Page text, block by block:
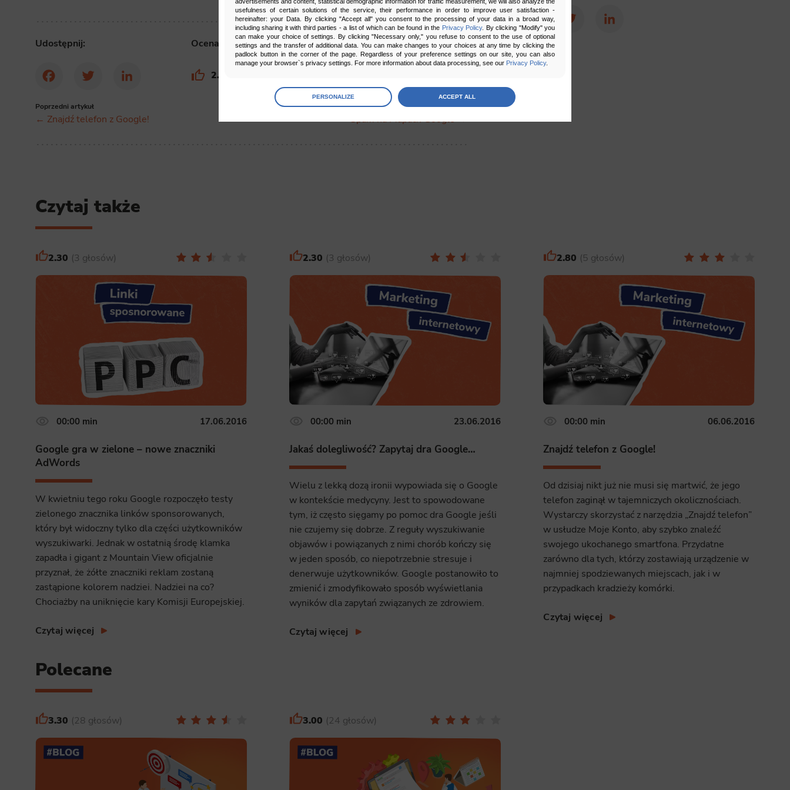
usefulness of certain solutions of the service, their performance in order to improve user satisfaction -
hereinafter: your Data. By clicking "Accept all" you consent to the processing of your data in a broad way,
including sharing it with third parties - a list of which can be found in the Privacy Policy. By clicking "Modify" you
can make your choice of settings. By clicking "Necessary only," you refuse to consent to the use of optional
settings and the transfer of additional data. You can make changes to your choices at any time by clicking the
padlock button in the corner of the page. Regardless of your preference settings on our site, you can also
manage your browser`s privacy settings. For more information about data processing, see our Privacy Policy.
Manage preferences
Analytics
Scripts and data used to collect information to analyze site traffic and how users use the site, how they came to the site, and to
create aggregate demographic statistics about users. Analytical cookies and similar technologies allow us to measure the
effectiveness of actions taken and content presented.
Scope responsible for displaying personalized ads that may be of interest to the user based on browsing history and habits and
demographic criteria. Also, third-party files that, in conjunction with files installed while browsing other websites, profile the user,
providing him or her with the marketing, advertising and retargeting content deemed most appropriate.
PERSONALIZE ACCEPT ALL
Udostępnij:
FacebookTwitter LinkedIn
Ocena artykułu:
2.30
Poprzedni artykuł
← Znajdź telefon z Google!
Następny artykuł
Spam na Mapach Google →
Facebook Twitter LinkedIn
Czytaj także
2.30 3 głosów
00:00 min 17.06.2016
Google gra w zielone – nowe znaczniki
AdWords
W kwietniu tego roku Google rozpoczęło testy
zielonego znacznika linków sponsorowanych,
który był widoczny tylko dla części użytkowników
wyszukiwarki. Jednak w ostatnią środę klamka
zapadła i gigant z Mountain View oficjalnie
przyznał, że żółte znaczniki reklam zostaną
zastąpione kolorem nadziei. Nadziei na co?
Chociażby na uniknięcie kary Komisji Europejskiej.
Czytaj więcej
2.30 3 głosów
00:00 min 23.06.2016
Jakaś dolegliwość? Zapytaj dra Google…
Wielu z lekką dozą ironii wypowiada się o Google
w kontekście medycyny. Jest to spowodowane
tym, iż często sięgamy po pomoc dra Google jeśli
nie czujemy się dobrze. Z reguły wyszukiwanie
objawów i powiązanych z nimi chorób kończy się
w jeden sposób, co niepotrzebnie stresuje i
denerwuje użytkowników. Google postanowiło to
zmienić i zmodyfikowało sposób wyświetlania
wyników dla zapytań związanych ze zdrowiem.
Czytaj więcej
2.80 5 głosów
00:00 min 06.06.2016
Znajdź telefon z Google!
Od dzisiaj nikt już nie musi się martwić, że jego
telefon zaginął w tajemniczych okolicznościach.
Wystarczy skorzystać z narzędzia „Znajdź telefon”
w usłudze Moje Konto, aby szybko znaleźć
swojego ukochanego smartfona. Przydatne
zarówno dla tych, którzy zostawiają urządzenie w
najmniej spodziewanych miejscach, jak i w
przypadkach kradzieży komórki.
Czytaj więcej
Polecane
3.30 28 głosów 3.00 24 głosów